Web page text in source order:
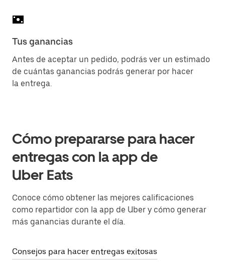
Tus ganancias
Antes de aceptar un pedido, podrás ver un estimado
de cuántas ganancias podrás generar por hacer
la entrega.
Cómo prepararse para hacer
entregas con la app de
Uber Eats
Conoce cómo obtener las mejores calificaciones
como repartidor con la app de Uber y cómo generar
más ganancias durante el día.
Consejos para hacer entregas exitosas